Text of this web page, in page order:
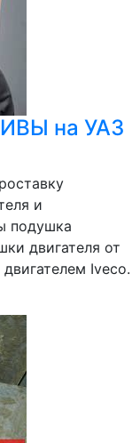
на УАЗ
и
подушка
двигателя от
Iveco.